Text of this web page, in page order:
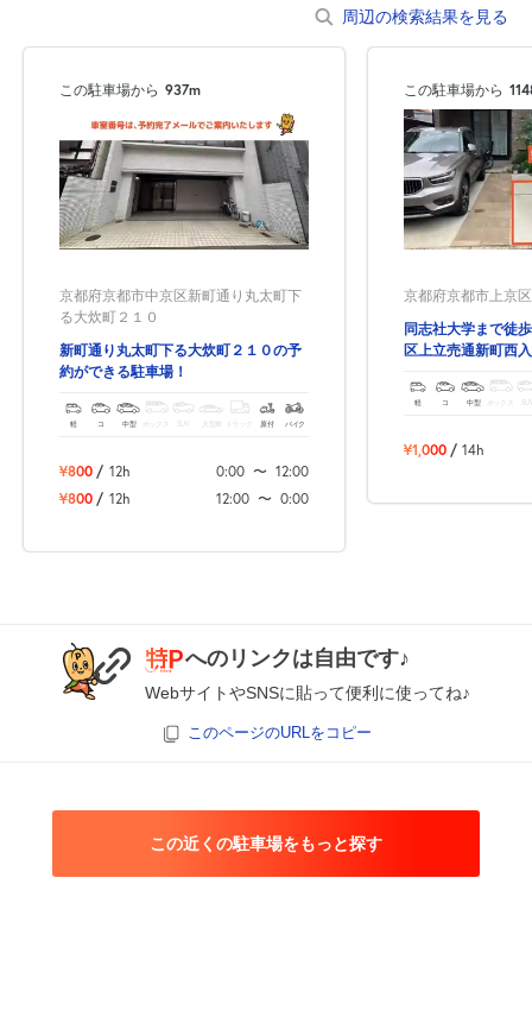
周辺の検索結果を見る
この駐車場から 937m
京都府京都市中京区新町通り丸太町下
る大炊町２１０
新町通り丸太町下る大炊町２１０の予
約ができる駐車場！
軽 コ 中型 ボックス SUV トラック 原付 バイク
¥800 / 12h 0:00 〜 12:00
¥800 / 12h 12:00 〜 0:00
この駐車場から
京都府京都市上京
同志社大学まで徒
区上立売通新町西
軽 コ 中型 ボックス
¥1,000 / 14h
へのリンクは自由です♪
WebサイトやSNSに貼って便利に使ってね♪
このページのURLをコピー
この近くの駐車場をもっと探す